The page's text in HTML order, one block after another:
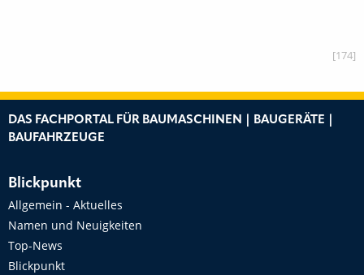
[174]
DAS FACHPORTAL FÜR BAUMASCHINEN | BAUGERÄTE |
BAUFAHRZEUGE
Blickpunkt
Allgemein - Aktuelles
Namen und Neuigkeiten
Top-News
Blickpunkt